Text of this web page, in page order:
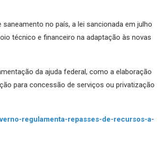
no país, a lei sancionada em julho
técnico e financeiro na adaptação às novas
da ajuda federal, como a elaboração
para concessão de serviços ou privatização
regulamenta-repasses-de-recursos-a-